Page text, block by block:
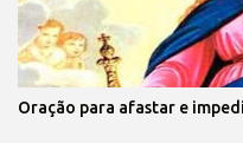
Oração para afastar e